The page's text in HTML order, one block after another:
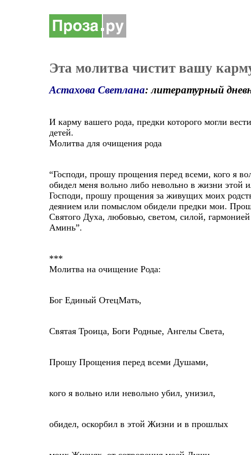
Эта молитва чистит вашу
Астахова Светлана: литературный
И карму вашего рода, предки которого могли
детей.
Молитва для очищения рода
“Господи, прошу прощения перед всеми, кого я
обидел меня вольно либо невольно в жизни
Господи, прошу прощения за живущих моих
деянием или помыслом обидели предки мои.
Святого Духа, любовью, светом, силой,
Аминь”.
***
Молитва на очищение Рода:
Бог Единый ОтецМать,
Святая Троица, Боги Родные, Ангелы Света,
Прошу Прощения перед всеми Душами,
кого я вольно или невольно убил, унизил,
обидел, оскорбил в этой Жизни и в прошлых